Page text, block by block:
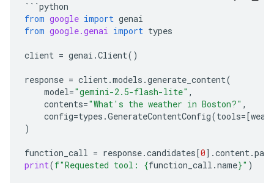
```python
from google import genai
from google.genai import types
client = genai .Client()
response = client.models .generate_content(
model="gemini-2.5-flash-lite" ,
contents="What's the weather in Boston?" ,
config=types .GenerateContentConfig(tools=[
)
function_call = response.candidates[0] .content.
print(f"Requested tool: {function_call .name}" )